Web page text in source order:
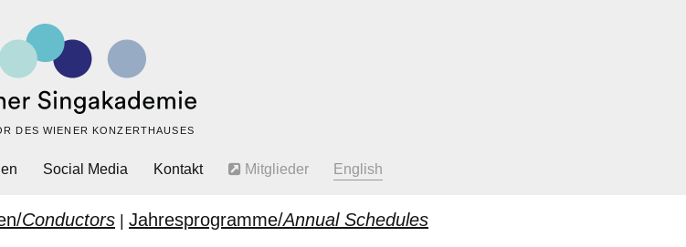
DES WIENER KONZERTHAUSES
Social Media Kontakt Mitglieder English
Conductors | Jahresprogramme/Annual Schedules